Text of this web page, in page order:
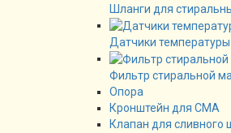
Шланги для
Датчики
Фильтр стиральной
Опора
Кронштейн для СМА
Клапан для сливного